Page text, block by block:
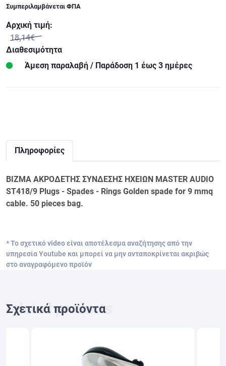
Συμπεριλαμβάνεται ΦΠΑ
Αρχική τιμή:
18,14€
Διαθεσιμότητα
Άμεση παραλαβή / Παράδoση 1 έως 3 ημέρες
Πληροφορίες
ΒΙΖΜΑ ΑΚΡΟΔΕΤΗΣ ΣΥΝΔΕΣΗΣ ΗΧΕΙΩΝ MASTER AUDIO
ST418/9 Plugs - Spades - Rings Golden spade for 9 mmq
cable. 50 pieces bag.
* Το σχετικό video είναι αποτέλεσμα αναζήτησης από την
υπηρεσία Youtube και μπορεί να μην ανταποκρίνεται ακριβώς
στο αναγραφόμενο προϊόν
Σχετικά προϊόντα